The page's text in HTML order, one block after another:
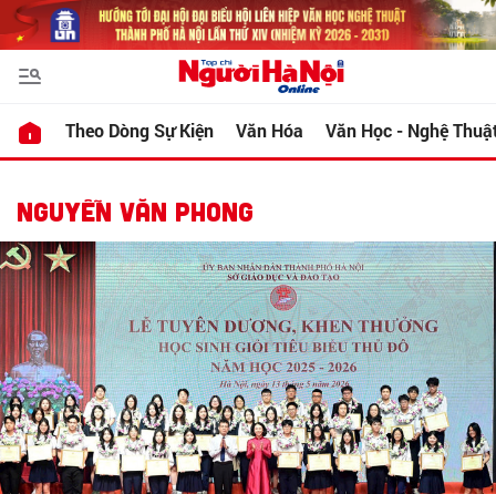
Theo Dòng Sự Kiện Văn Hóa Văn Học - Nghệ
NGUYỄN VĂN PHONG